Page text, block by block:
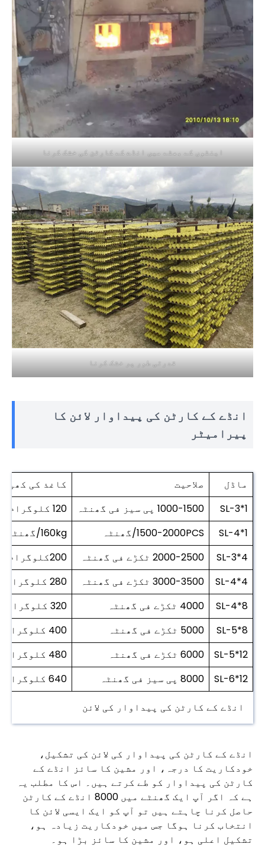
اینٹوں کے بھٹے میں انڈے کے کارٹن کی خشک کرنا
قدرتی طور پر خشک کرنا
انڈے کے کارٹن کی پیداوار لائن کا
پیرامیٹر
ماڈل صلاحیت
کاغذ کی کھپت
SL-3*1
1000-1500 پی سیز فی گھنٹہ
120 کلوگرام فی گھنٹہ
SL-4*1
1500-2000PCS/گھنٹہ
160kg/گھنٹہ
SL-3*4
2000-2500 ٹکڑے فی گھنٹہ
200کلوگرام/گھنٹہ
SL-4*4
3000-3500 ٹکڑے فی گھنٹہ
280 کلوگرام فی گھنٹہ
SL-4*8
4000 ٹکڑے فی گھنٹہ
320 کلوگرام فی گھنٹہ
SL-5*8
5000 ٹکڑے فی گھنٹہ
400 کلوگرام فی گھنٹہ
SL-5*12
6000 ٹکڑے فی گھنٹہ
480 کلوگرام فی گھنٹہ
SL-6*12
8000 پی سیز فی گھنٹہ 640 کلوگرام فی گھنٹہ
انڈے کے کارٹن کی پیداوار کی لائن
انڈے کے کارٹن کی پیداوار کی لائن کی تشکیل،
خودکاریت کا درجہ، اور مشین کا سائز انڈے کے
کارٹن کی پیداوار کو طے کرتے ہیں۔ اس کا مطلب یہ
ہے کہ اگر آپ ایک گھنٹے میں 8000 انڈے کے کارٹن
حاصل کرنا چاہتے ہیں تو آپ کو ایک ایسی لائن کا
انتخاب کرنا ہوگا جس میں خودکاریت زیادہ ہو،
تشکیل اعلی ہو، اور مشین کا سائز بڑا ہو۔